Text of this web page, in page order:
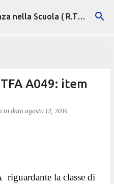
principali Regolarità e Trasparenza nella Scuola ( R.T.S. )
A049: item
in data agosto 12, 2014
riguardante la classe di